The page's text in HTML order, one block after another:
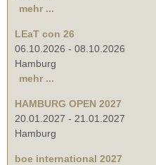
mehr ...
LEaT con 26
06.10.2026 - 08.10.2026
Hamburg
mehr ...
HAMBURG OPEN 2027
20.01.2027 - 21.01.2027
Hamburg
boe international 2027